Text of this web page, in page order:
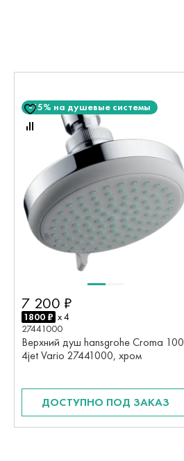
-15% на душевые системы
7 200 ₽
1800 ₽ x 4
27441000
Верхний душ hansgrohe Croma 100
4jet Vario 27441000, хром
ДОСТУПНО ПОД ЗАКАЗ